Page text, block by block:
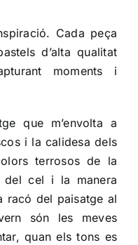
Cada peça
d’alta qualitat
moments i
que m’envolta a
i la calidesa dels
terrosos de la
del cel i la manera
racó del paisatge al
són les meves
quan els tons es